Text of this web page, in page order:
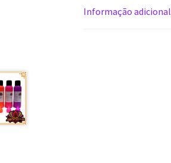
Informação adicional